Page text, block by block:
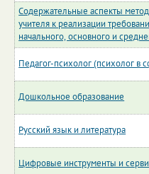
Содержательные аспекты
учителя к реализации
начального, основного и
Педагог-психолог (психолог в
Дошкольное образование
Русский язык и литература
Цифровые инструменты и